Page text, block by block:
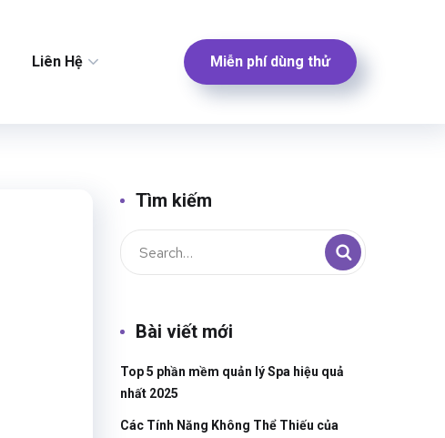
Liên Hệ Miễn phí dùng thử
Tìm kiếm
Bài viết mới
Top 5 phần mềm quản lý Spa hiệu quả
nhất 2025
Các Tính Năng Không Thể Thiếu của